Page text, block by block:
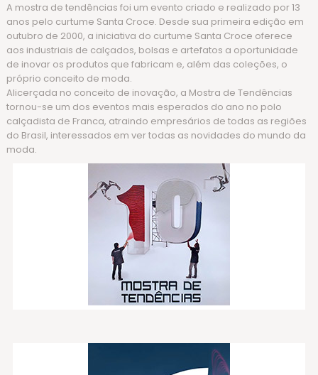
A mostra de tendências foi um evento criado e realizado por 13
anos pelo curtume Santa Croce. Desde sua primeira edição em
outubro de 2000, a iniciativa do curtume Santa Croce oferece
aos industriais de calçados, bolsas e artefatos a oportunidade
de inovar os produtos que fabricam e, além das coleções, o
próprio conceito de moda.
Alicerçada no conceito de inovação, a Mostra de Tendências
tornou-se um dos eventos mais esperados do ano no polo
calçadista de Franca, atraindo empresários de todas as regiões
do Brasil, interessados em ver todas as novidades do mundo da
moda.